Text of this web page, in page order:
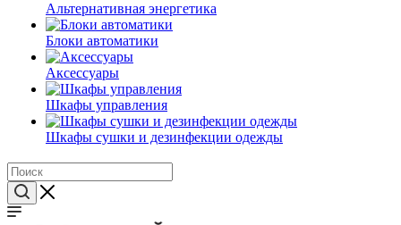
Альтернативная энергетика
Блоки автоматики
Аксессуары
Шкафы управления
Шкафы сушки и дезинфекции одежды